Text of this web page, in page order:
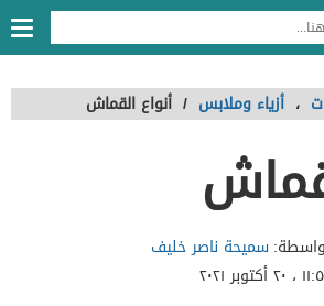
، أزياء وملابس / أنواع القماش
سميحة ناصر خليف
أكتوبر ٢٠٢١